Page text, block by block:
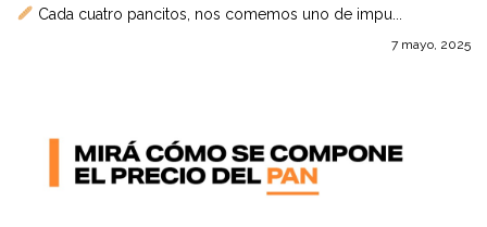
Cada cuatro pancitos, nos comemos uno de impu...
7 mayo, 2025